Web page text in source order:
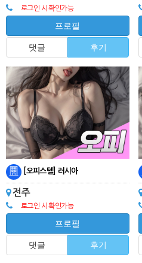
로그인 시 확인가능
프로필
댓글 후기
[오피스텔] 러시아
전주
로그인 시 확인가능
프로필
댓글 후기